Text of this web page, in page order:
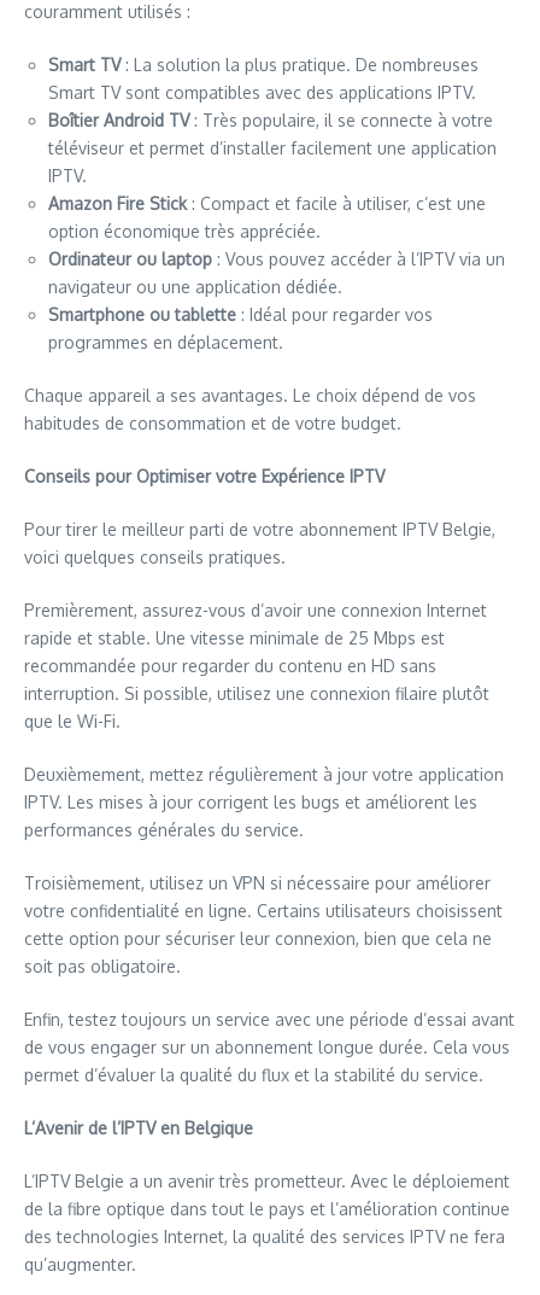
couramment utilisés :
Smart TV: La solution la plus pratique. De nombreuses
Smart TV sont compatibles avec des applications IPTV.
Boîtier Android TV: Très populaire, il se connecte à votre
téléviseur et permet d’installer facilement une application
IPTV.
Amazon Fire Stick: Compact et facile à utiliser, c’est une
option économique très appréciée.
Ordinateur ou laptop : Vous pouvez accéder à l’IPTV via un
navigateur ou une application dédiée.
Smartphone ou tablette : Idéal pour regarder vos
programmes en déplacement.
Chaque appareil a ses avantages. Le choix dépend de vos
habitudes de consommation et de votre budget.
Conseils pour Optimiser votre Expérience IPTV
Pour tirer le meilleur parti de votre abonnement IPTV Belgie,
voici quelques conseils pratiques.
Premièrement, assurez-vous d’avoir une connexion Internet
rapide et stable. Une vitesse minimale de 25 Mbps est
recommandée pour regarder du contenu en HD sans
interruption. Si possible, utilisez une connexion filaire plutôt
que le Wi-Fi.
Deuxièmement, mettez régulièrement à jour votre application
IPTV. Les mises à jour corrigent les bugs et améliorent les
performances générales du service.
Troisièmement, utilisez un VPN si nécessaire pour améliorer
votre confidentialité en ligne. Certains utilisateurs choisissent
cette option pour sécuriser leur connexion, bien que cela ne
soit pas obligatoire.
Enfin, testez toujours un service avec une période d’essai avant
de vous engager sur un abonnement longue durée. Cela vous
permet d’évaluer la qualité du flux et la stabilité du service.
L’Avenir de l’IPTV en Belgique
L’IPTV Belgie a un avenir très prometteur. Avec le déploiement
de la fibre optique dans tout le pays et l’amélioration continue
des technologies Internet, la qualité des services IPTV ne fera
qu’augmenter.